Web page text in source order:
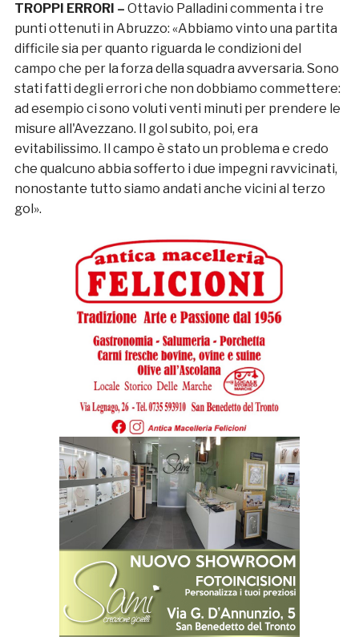
TROPPI ERRORI – Ottavio Palladini commenta i tre
punti ottenuti in Abruzzo: «Abbiamo vinto una partita
difficile sia per quanto riguarda le condizioni del
campo che per la forza della squadra avversaria. Sono
stati fatti degli errori che non dobbiamo commettere:
ad esempio ci sono voluti venti minuti per prendere le
misure all'Avezzano. Il gol subito, poi, era
evitabilissimo. Il campo è stato un problema e credo
che qualcuno abbia sofferto i due impegni ravvicinati,
nonostante tutto siamo andati anche vicini al terzo
gol».